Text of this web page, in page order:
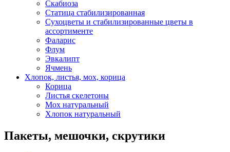
Скабиоза
Статица стабилизированная
Сухоцветы и стабилизированные цветы в
ассортименте
Фаларис
Флум
Эвкалипт
Ячмень
Хлопок, листья, мох, корица
Корица
Листья скелетоны
Мох натуральный
Хлопок натуральный
Пакеты, мешочки, скрутики